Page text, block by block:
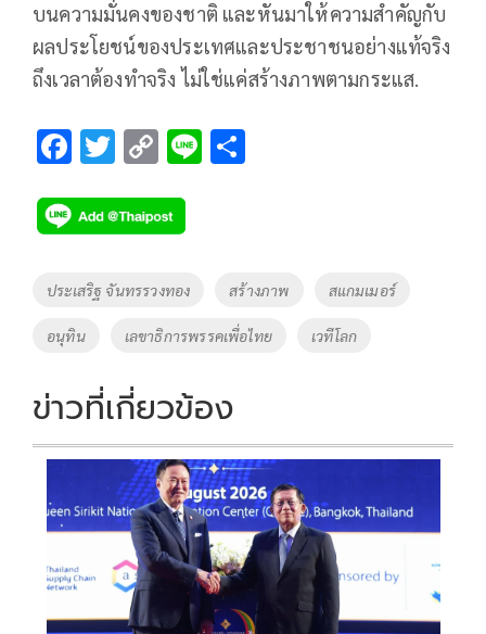
บนความมั่นคงของชาติ และหันมาให้ความสำคัญกับ
ผลประโยชน์ของประเทศและประชาชนอย่างแท้จริง
ถึงเวลาต้องทำจริง ไม่ใช่แค่สร้างภาพตามกระแส.
F
e
b
o
o
k
T
tt
er
C
p
y
Li
n
k
Li
Tags
ประเสริฐ จันทรรวงทอง สร้างภาพ สแกมเมอร์
อนุทิน เลขาธิการพรรคเพื่อไทย เวทีโลก
ข่าวที่เกี่ยวข้อง